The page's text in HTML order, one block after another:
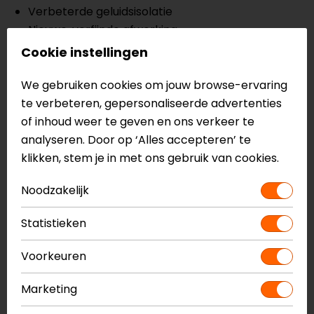
Verbeterde geluidsisolatie
Nieuwe, verfijnde afwerking
Ingebouwd zonnevizier (speedview II)
Optical Class 1 vizier en zonnevizier
Airfit opblaasbaar wangsysteem
Kwikfit wangkussens
KwikWick 3 binnenvoering
Noodontgrendelsysteem
Ademdeflector
Snelsluiting met One-Touch systeem
Wordt geleverd met Pinlock Maxvision
ECE 22.06
Let op: gekleurde vizieren zijn niet standaard
inbegrepen!
Cookie instellingen
We gebruiken cookies om jouw browse-ervaring
te verbeteren, gepersonaliseerde advertenties
of inhoud weer te geven en ons verkeer te
analyseren. Door op ‘Alles accepteren’ te
klikken, stem je in met ons gebruik van cookies.
Noodzakelijk
Statistieken
Voorkeuren
Marketing